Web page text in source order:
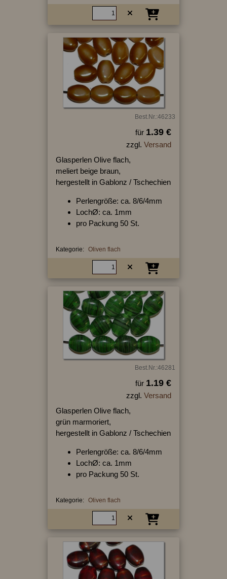
Best.Nr.:46233
für 1.39 €
zzgl. Versand
Glasperlen Olive flach,
meliert beige braun,
hergestellt in Gablonz / Tschechien
Perlengröße: ca. 8/6/4mm
LochØ: ca. 1mm
pro Packung 50 St.
Kategorie: Oliven flach
Best.Nr.:46281
für 1.19 €
zzgl. Versand
Glasperlen Olive flach,
grün marmoriert,
hergestellt in Gablonz / Tschechien
Perlengröße: ca. 8/6/4mm
LochØ: ca. 1mm
pro Packung 50 St.
Kategorie: Oliven flach